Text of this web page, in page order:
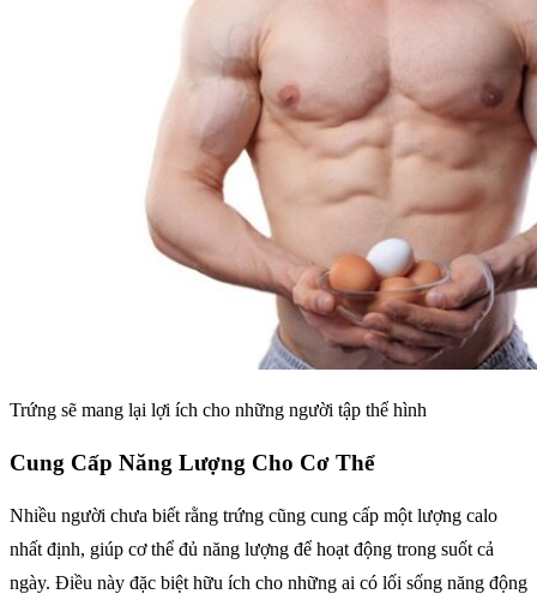
Trứng sẽ mang lại lợi ích cho những người tập thể hình
Cung Cấp Năng Lượng Cho Cơ Thể
Nhiều người chưa biết rằng trứng cũng cung cấp một lượng calo
nhất định, giúp cơ thể đủ năng lượng để hoạt động trong suốt cả
ngày. Điều này đặc biệt hữu ích cho những ai có lối sống năng động